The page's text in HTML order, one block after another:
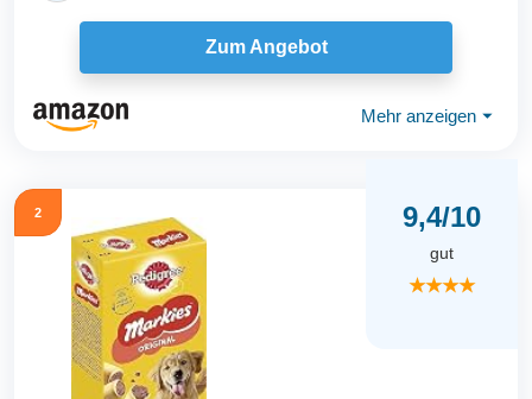
Zum Angebot
Mehr anzeigen ⏷
2 9,4/10
gut
★★★★